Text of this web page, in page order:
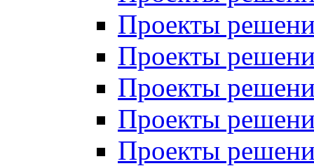
Проекты
Проекты
Проекты
Проекты
Проекты